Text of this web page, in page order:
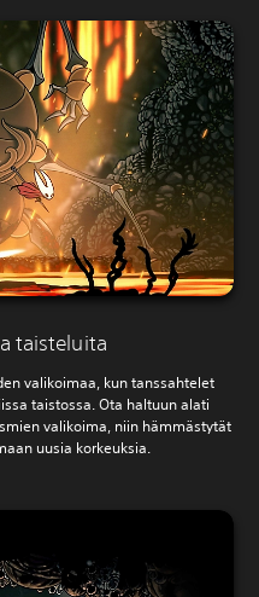
taisteluita
valikoimaa, kun tanssahtelet
taistossa. Ota haltuun alati
valikoima, niin hämmästytät
uusia korkeuksia.